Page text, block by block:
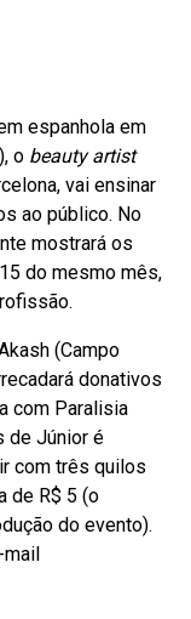
espanhola em
o beauty artist
vai ensinar
ao público. No
mostrará os
do mesmo mês,
(Campo
donativos
com Paralisia
de Júnior é
com três quilos
de R$ 5 (o
do evento).